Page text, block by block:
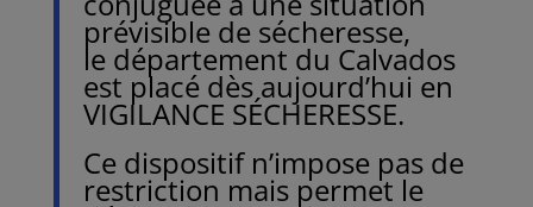
prévisible de sécheresse,
le département du Calvados
est placé dès aujourd’hui en
VIGILANCE SÉCHERESSE.
Ce dispositif n’impose pas de
restriction mais permet le